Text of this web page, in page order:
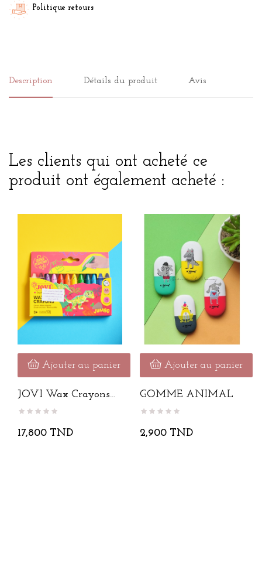
Politique retours
Description Détails du produit Avis
Les clients qui ont acheté ce
produit ont également acheté :
Ajouter au panier
JOVI Wax Crayons
Jumbo 12...
17,800 TND
Ajouter au panier
GOMME ANIMAL
2,900 TND